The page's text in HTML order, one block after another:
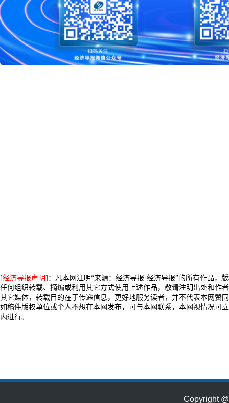
[经济导报声明]：凡本网注明“来源：经济导报·经济导报”的所有作品，
任何组织转载、摘编或利用其它方式使用上述作品，敬请注明出处和作
其它媒体，转载目的在于传递信息，更好地服务读者，并不代表本网赞
如稿件版权单位或个人不想在本网发布，可与本网联系，本网视情况可
内进行。
Copyright